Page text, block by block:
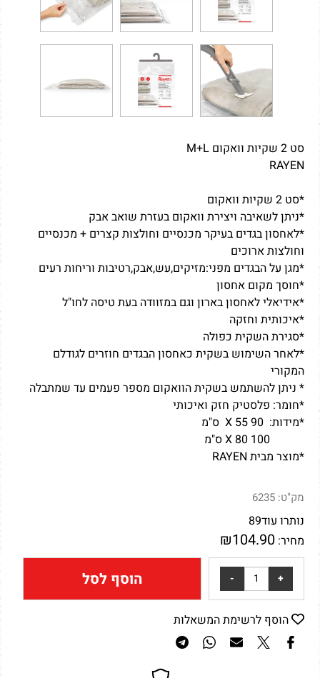
סט 2 שקיות וואקום M+L
RAYEN
*סט 2 שקיות וואקום
*ניתן לשאיבה ויצירת וואקום בעזרת שואב אבק
*לאחסון בגדים בעיקר מכנסיים וחולצות קצרים + מכנסיים
וחולצות ארוכים
*מגן על הבגדים מפני:מזיקים,עש,אבק,רטיבות וריחות רעים
*חוסך מקום אחסון
*אידיאלי לאחסון בארון וגם במזוודה בעת טיסה לחו"ל
*איכותית וחזקה
*סגירת השקית כפולה
*לאחר השימוש בשקית כאחסון הבגדים חוזרים לגודלם
המקורי
* ניתן להשתמש בשקית הוואקום מספר פעמים עד שמתבלה
*חומר: פלסטיק חזק ואיכותי
*מידות: 90 X 55 ס"מ
*מוצר מבית RAYEN
מק"ט: 6235
נותרו עוד89
מחיר:
₪104.90
הוסף לסל
הוסף לרשימת המשאלות